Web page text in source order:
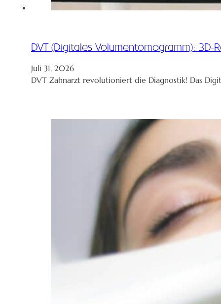
DVT (Digitales Volumentomogramm): 3D-
Juli 31, 2026
DVT Zahnarzt revolutioniert die Diagnostik! Das